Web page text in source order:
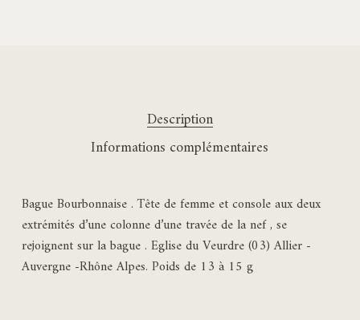
Description
Informations complémentaires
Bague Bourbonnaise . Tête de femme et console aux deux
extrémités d’une colonne d’une travée de la nef , se
rejoignent sur la bague . Eglise du Veurdre (03) Allier -
Auvergne -Rhône Alpes. Poids de 13 à 15 g